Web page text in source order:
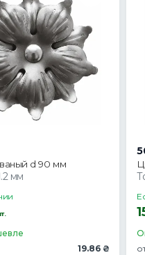
d 90 мм
мм
19.86 ₴